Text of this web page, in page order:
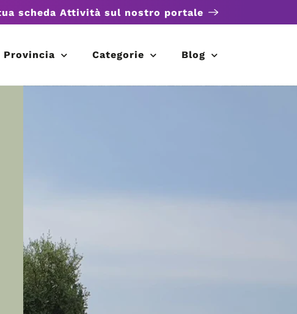
scheda Attività sul nostro portale
Provincia Categorie Blog